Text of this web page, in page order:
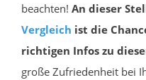
beachten! An dieser
Vergleich ist die
richtigen Infos zu
große Zufriedenheit bei